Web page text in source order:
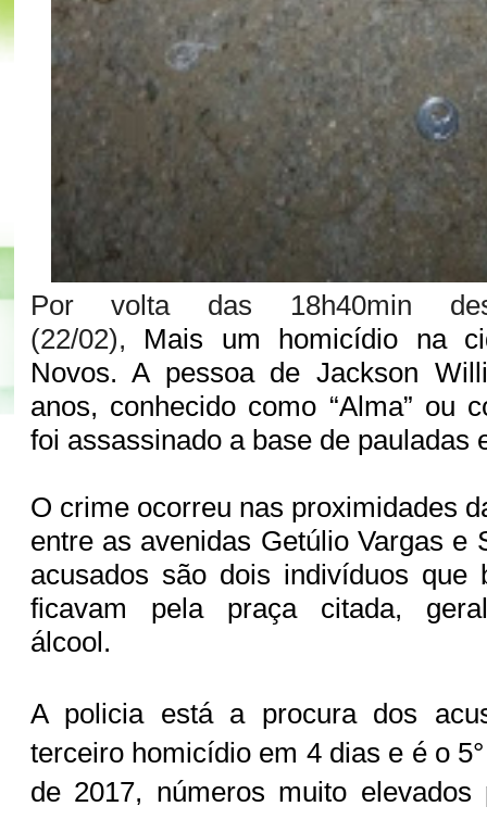
Por volta das 18h40min
(22/02), Mais um homicídio na
Novos. A pessoa de Jackson
anos, conhecido como “Alma” ou
foi assassinado a base de pauladas
O crime ocorreu nas proximidades
entre as avenidas Getúlio Vargas e
acusados são dois indivíduos que
ficavam pela praça citada,
álcool.
A policia está a procura dos
terceiro homicídio em 4 dias e é o
de 2017, números muito